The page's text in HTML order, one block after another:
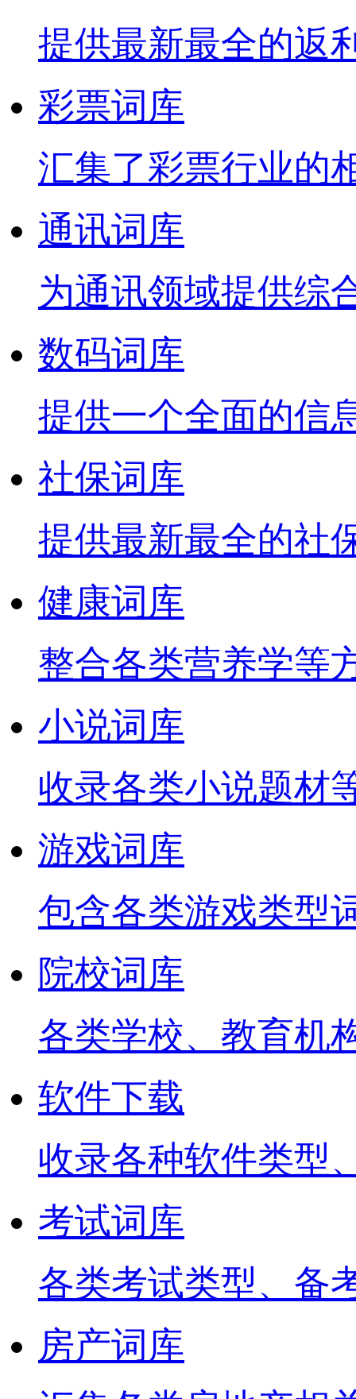
提供最新最全的返
彩票词库
汇集了彩票行业的
通讯词库
为通讯领域提供综
数码词库
提供一个全面的信
社保词库
提供最新最全的社
健康词库
整合各类营养学等
小说词库
收录各类小说题材
游戏词库
包含各类游戏类型
院校词库
各类学校、教育机
软件下载
收录各种软件类型
考试词库
各类考试类型、备
房产词库